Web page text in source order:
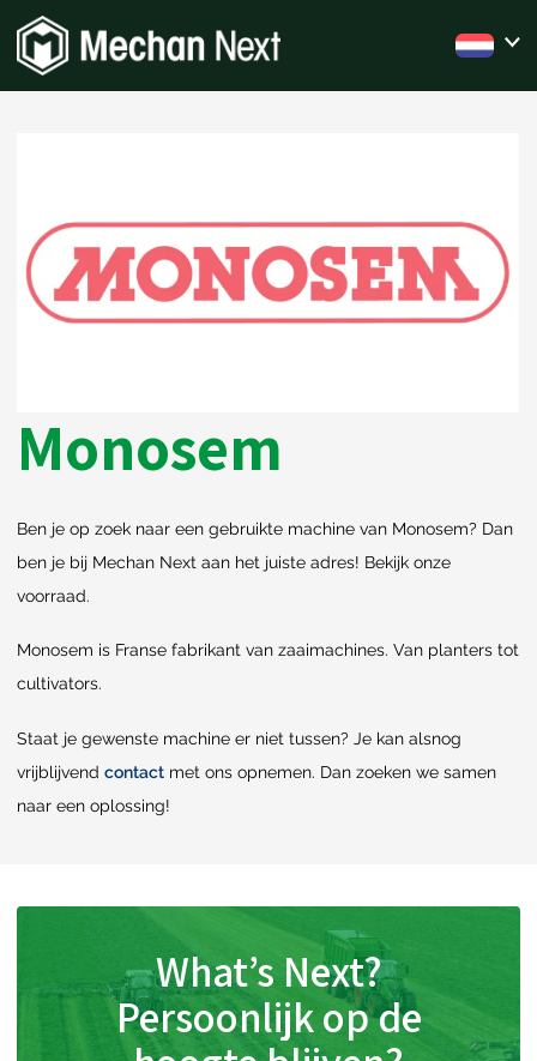
Monosem
Ben je op zoek naar een gebruikte machine van Monosem? Dan
ben je bij Mechan Next aan het juiste adres! Bekijk onze
voorraad.
Monosem is Franse fabrikant van zaaimachines. Van planters tot
cultivators.
Staat je gewenste machine er niet tussen? Je kan alsnog
vrijblijvend contact met ons opnemen. Dan zoeken we samen
naar een oplossing!
What’s Next?
Persoonlijk op de